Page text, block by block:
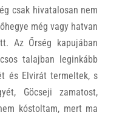
csak hivatalosan nem
még vagy hatvan
Az Őrség kapujában
talajban leginkább
és Elvirát termeltek, s
Göcseji zamatost,
kóstoltam, mert ma